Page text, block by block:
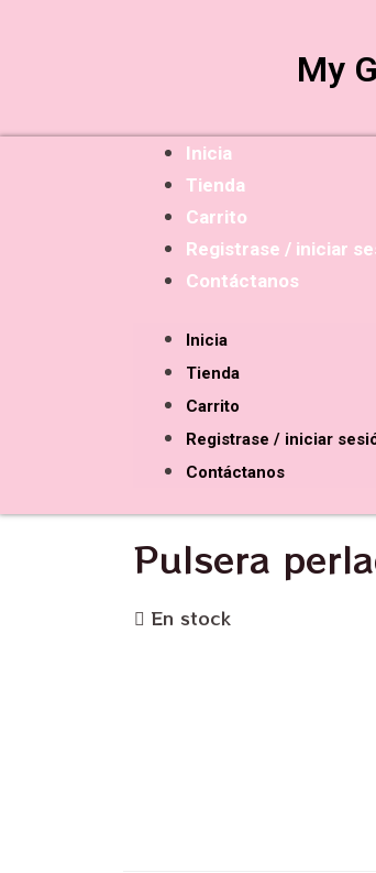
My
Inicia
Tienda
Carrito
Registrase / iniciar
Contáctanos
Inicia
Tienda
Carrito
Registrase / iniciar
Contáctanos
Pulsera
En stock